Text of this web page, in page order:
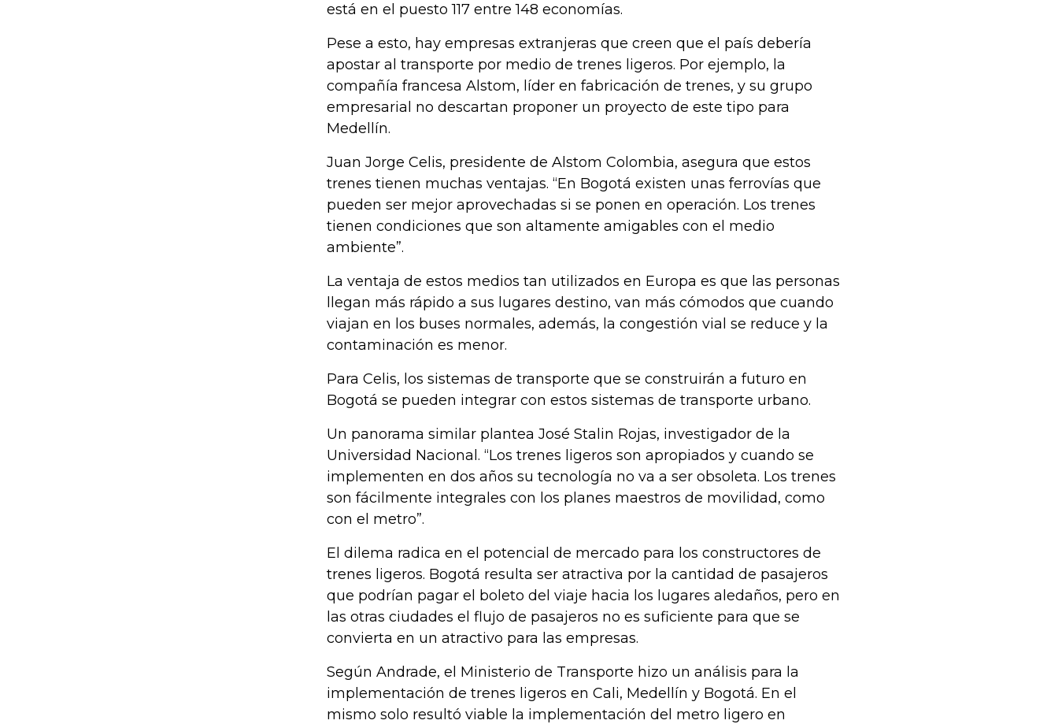
está en el puesto 117 entre 148 economías.
Pese a esto, hay empresas extranjeras que creen que el país debería
apostar al transporte por medio de trenes ligeros. Por ejemplo, la
compañía francesa Alstom, líder en fabricación de trenes, y su grupo
empresarial no descartan proponer un proyecto de este tipo para
Medellín.
Juan Jorge Celis, presidente de Alstom Colombia, asegura que estos
trenes tienen muchas ventajas. “En Bogotá existen unas ferrovías que
pueden ser mejor aprovechadas si se ponen en operación. Los trenes
tienen condiciones que son altamente amigables con el medio
ambiente”.
La ventaja de estos medios tan utilizados en Europa es que las personas
llegan más rápido a sus lugares destino, van más cómodos que cuando
viajan en los buses normales, además, la congestión vial se reduce y la
contaminación es menor.
Para Celis, los sistemas de transporte que se construirán a futuro en
Bogotá se pueden integrar con estos sistemas de transporte urbano.
Un panorama similar plantea José Stalin Rojas, investigador de la
Universidad Nacional. “Los trenes ligeros son apropiados y cuando se
implementen en dos años su tecnología no va a ser obsoleta. Los trenes
son fácilmente integrales con los planes maestros de movilidad, como
con el metro”.
El dilema radica en el potencial de mercado para los constructores de
trenes ligeros. Bogotá resulta ser atractiva por la cantidad de pasajeros
que podrían pagar el boleto del viaje hacia los lugares aledaños, pero en
las otras ciudades el flujo de pasajeros no es suficiente para que se
convierta en un atractivo para las empresas.
Según Andrade, el Ministerio de Transporte hizo un análisis para la
implementación de trenes ligeros en Cali, Medellín y Bogotá. En el
mismo solo resultó viable la implementación del metro ligero en